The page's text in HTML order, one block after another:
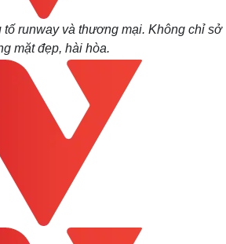
runway và thương mại. Không chỉ sở
mặt đẹp, hài hòa.